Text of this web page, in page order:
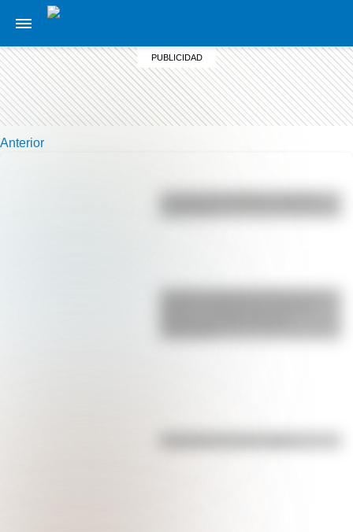
Anterior
La gran hazaña del Cruce de los